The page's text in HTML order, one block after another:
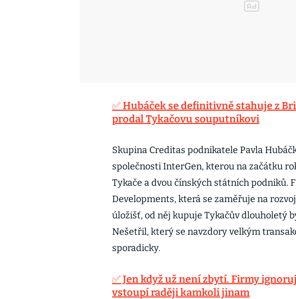
✅ Hubáček se definitivně stahuje z
prodal Tykačovu souputníkovi
Skupina Creditas podnikatele Pavla
společnosti InterGen, kterou na začátku
Tykače a dvou čínských státních podniků.
Developments, která se zaměřuje na
úložišť, od něj kupuje Tykačův dlouholetý
Nešetřil, který se navzdory velkým
sporadicky.
✅ Jen když už není zbytí. Firmy
vstoupí raději kamkoli jinam